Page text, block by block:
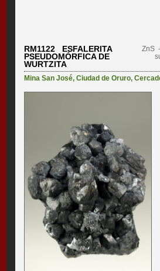
RM1122 ESFALERITA
PSEUDOMÓRFICA DE
WURTZITA
ZnS-
Mina San José,Ciudad de Oruro,